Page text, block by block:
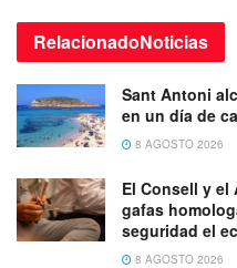
RelacionadoNoticias
Sant Antoni
en un día de
8 AGOSTO 2026
El Consell y el
gafas
seguridad el
8 AGOSTO 2026